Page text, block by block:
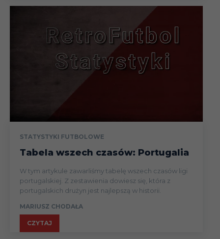
STATYSTYKI FUTBOLOWE
Tabela wszech czasów: Portugalia
W tym artykule zawarliśmy tabelę wszech czasów ligi
portugalskiej. Z zestawienia dowiesz się, która z
portugalskich drużyn jest najlepszą w historii.
MARIUSZ CHODAŁA
CZYTAJ